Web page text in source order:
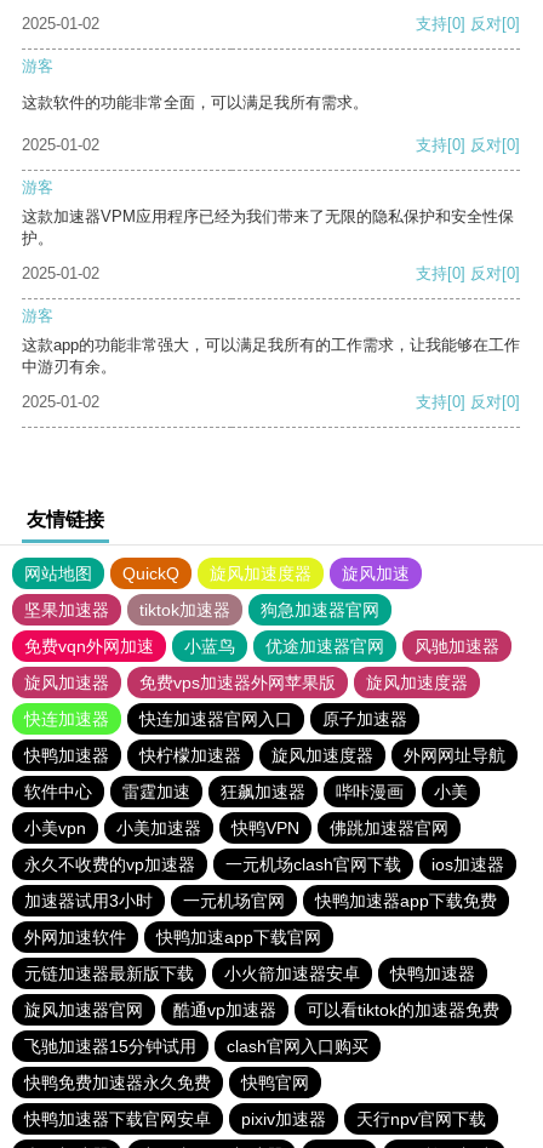
2025-01-02 支持[0] 反对[0]
游客
这款软件的功能非常全面，可以满足我所有需求。
2025-01-02 支持[0] 反对[0]
游客
这款加速器VPM应用程序已经为我们带来了无限的隐私保护和安全性保
护。
2025-01-02
支持[0] 反对[0]
游客
这款app的功能非常强大，可以满足我所有的工作需求，让我能够在工作
中游刃有余。
2025-01-02
支持[0] 反对[0]
友情链接
网站地图 QuickQ 旋风加速度器
旋风加速
坚果加速器
tiktok加速器
狗急加速器官网
免费vqn外网加速
小蓝鸟 优途加速器官网
风驰加速器
旋风加速器
免费vps加速器外网苹果版
旋风加速度器
快连加速器
快连加速器官网入口
原子加速器
快鸭加速器
快柠檬加速器 旋风加速度器
外网网址导航
软件中心
雷霆加速 狂飙加速器 哔咔漫画
小美
小美vpn
小美加速器 快鸭VPN
佛跳加速器官网
永久不收费的vp加速器
一元机场clash官网下载
ios加速器
加速器试用3小时
一元机场官网
快鸭加速器app下载免费
外网加速软件
快鸭加速app下载官网
元链加速器最新版下载
小火箭加速器安卓
快鸭加速器
旋风加速器官网
酷通vp加速器
可以看tiktok的加速器免费
飞驰加速器15分钟试用
clash官网入口购买
快鸭免费加速器永久免费
快鸭官网
快鸭加速器下载官网安卓
pixiv加速器
天行npv官网下载